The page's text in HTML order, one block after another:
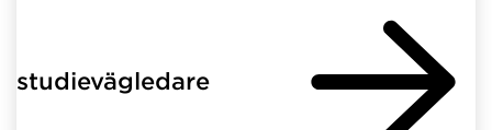
studievägledare